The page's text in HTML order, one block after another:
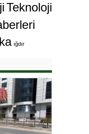
Teknoloji
ığdır